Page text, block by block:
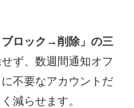
ブロック→削除」の三
ず、数週間通知オフ
不要なアカウントだ
減らせます。